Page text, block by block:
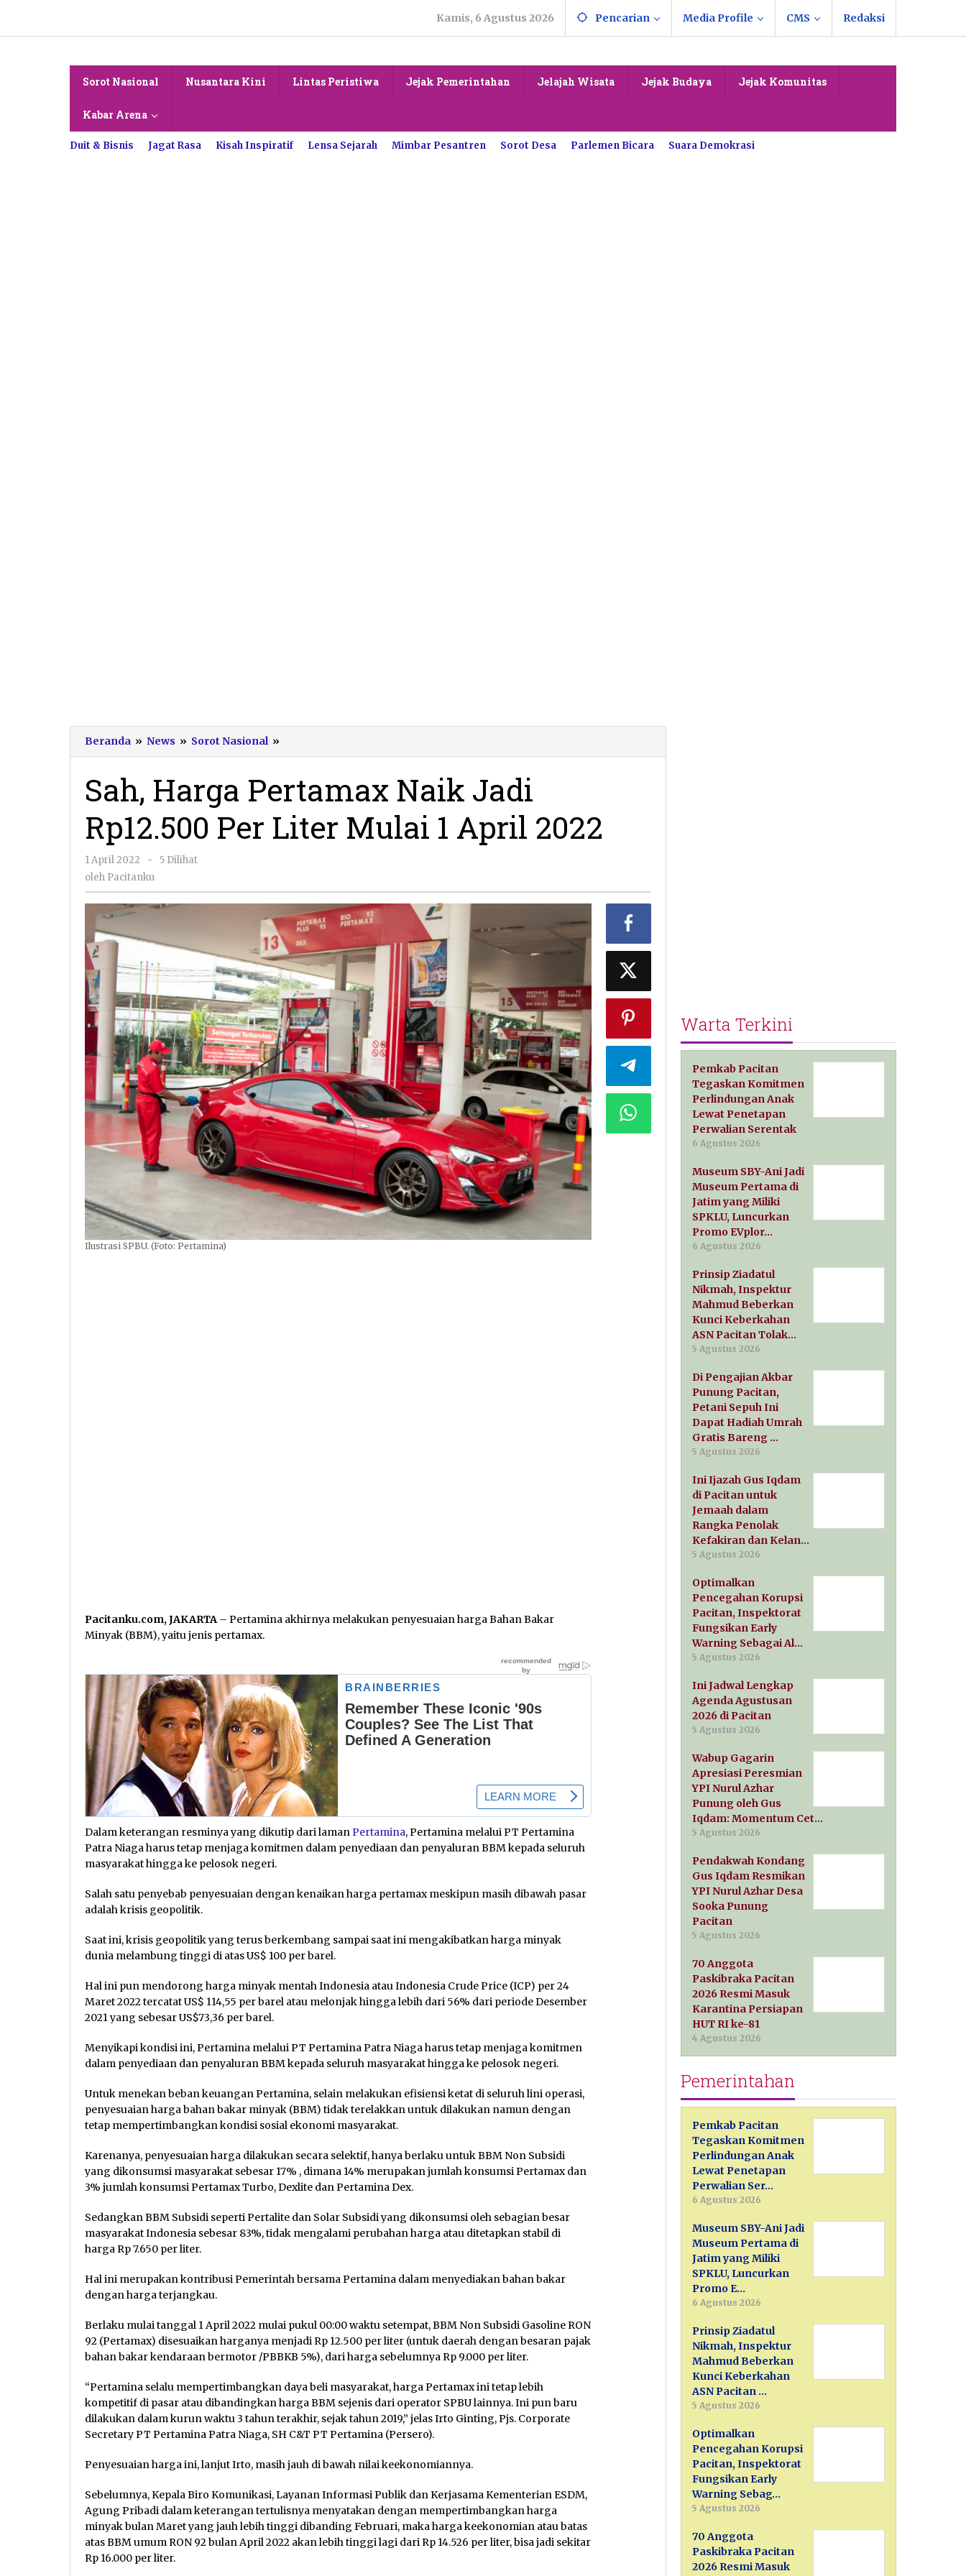
konten
Kamis, 6 Agustus 2026 Pencarian Media Profile CMS Redaksi
Sorot Nasional Nusantara Kini Lintas Peristiwa Jejak Pemerintahan Jelajah Wisata Jejak Budaya Jejak Komunitas
Kabar Arena
Duit & Bisnis Jagat Rasa Kisah Inspiratif Lensa Sejarah Mimbar Pesantren Sorot Desa Parlemen Bicara Suara Demokrasi
Beranda » News » Sorot Nasional »
Harga
Naik
Jadi
Rp12.500
Per
April
2022
Sah, Harga Pertamax Naik Jadi
Rp12.500 Per Liter Mulai 1 April 2022
1 April 2022
oleh
Pacitanku
-
5 Dilihat
oleh Pacitanku
Ilustrasi SPBU. (Foto: Pertamina)
Pacitanku.com, JAKARTA – Pertamina akhirnya melakukan penyesuaian harga Bahan Bakar
Minyak (BBM), yaitu jenis pertamax.
Dalam keterangan resminya yang dikutip dari lamanPertamina, Pertamina melalui PT Pertamina
Patra Niaga harus tetap menjaga komitmen dalam penyediaan dan penyaluran BBM kepada seluruh
masyarakat hingga ke pelosok negeri.
Salah satu penyebab penyesuaian dengan kenaikan harga pertamax meskipun masih dibawah pasar
adalah krisis geopolitik.
Saat ini, krisis geopolitik yang terus berkembang sampai saat ini mengakibatkan harga minyak
dunia melambung tinggi di atas US$ 100 per barel.
Hal ini pun mendorong harga minyak mentah Indonesia atau Indonesia Crude Price (ICP) per 24
Maret 2022 tercatat US$ 114,55 per barel atau melonjak hingga lebih dari 56% dari periode Desember
2021 yang sebesar US$73,36 per barel.
Menyikapi kondisi ini, Pertamina melalui PT Pertamina Patra Niaga harus tetap menjaga komitmen
dalam penyediaan dan penyaluran BBM kepada seluruh masyarakat hingga ke pelosok negeri.
Untuk menekan beban keuangan Pertamina, selain melakukan efisiensi ketat di seluruh lini operasi,
penyesuaian harga bahan bakar minyak (BBM) tidak terelakkan untuk dilakukan namun dengan
tetap mempertimbangkan kondisi sosial ekonomi masyarakat.
Karenanya, penyesuaian harga dilakukan secara selektif, hanya berlaku untuk BBM Non Subsidi
yang dikonsumsi masyarakat sebesar 17% , dimana 14% merupakan jumlah konsumsi Pertamax dan
3% jumlah konsumsi Pertamax Turbo, Dexlite dan Pertamina Dex.
Sedangkan BBM Subsidi seperti Pertalite dan Solar Subsidi yang dikonsumsi oleh sebagian besar
masyarakat Indonesia sebesar 83%, tidak mengalami perubahan harga atau ditetapkan stabil di
harga Rp 7.650 per liter.
Hal ini merupakan kontribusi Pemerintah bersama Pertamina dalam menyediakan bahan bakar
dengan harga terjangkau.
Berlaku mulai tanggal 1 April 2022 mulai pukul 00:00 waktu setempat, BBM Non Subsidi Gasoline RON
92 (Pertamax) disesuaikan harganya menjadi Rp 12.500 per liter (untuk daerah dengan besaran pajak
bahan bakar kendaraan bermotor /PBBKB 5%), dari harga sebelumnya Rp 9.000 per liter.
“Pertamina selalu mempertimbangkan daya beli masyarakat, harga Pertamax ini tetap lebih
kompetitif di pasar atau dibandingkan harga BBM sejenis dari operator SPBU lainnya. Ini pun baru
dilakukan dalam kurun waktu 3 tahun terakhir, sejak tahun 2019,” jelas Irto Ginting, Pjs. Corporate
Secretary PT Pertamina Patra Niaga, SH C&T PT Pertamina (Persero).
Penyesuaian harga ini, lanjut Irto, masih jauh di bawah nilai keekonomiannya.
Sebelumnya, Kepala Biro Komunikasi, Layanan Informasi Publik dan Kerjasama Kementerian ESDM,
Agung Pribadi dalam keterangan tertulisnya menyatakan dengan mempertimbangkan harga
minyak bulan Maret yang jauh lebih tinggi dibanding Februari, maka harga keekonomian atau batas
atas BBM umum RON 92 bulan April 2022 akan lebih tinggi lagi dari Rp 14.526 per liter, bisa jadi sekitar
Rp 16.000 per liter.
Warta Terkini
Pemkab Pacitan
Tegaskan Komitmen
Perlindungan Anak
Lewat Penetapan
Perwalian Serentak
6 Agustus 2026
Museum SBY-Ani Jadi
Museum Pertama di
Jatim yang Miliki
SPKLU, Luncurkan
Promo EVplor…
6 Agustus 2026
Prinsip Ziadatul
Nikmah, Inspektur
Mahmud Beberkan
Kunci Keberkahan
ASN Pacitan Tolak…
5 Agustus 2026
Di Pengajian Akbar
Punung Pacitan,
Petani Sepuh Ini
Dapat Hadiah Umrah
Gratis Bareng …
5 Agustus 2026
Ini Ijazah Gus Iqdam
di Pacitan untuk
Jemaah dalam
Rangka Penolak
Kefakiran dan Kelan…
5 Agustus 2026
Optimalkan
Pencegahan Korupsi
Pacitan, Inspektorat
Fungsikan Early
Warning Sebagai Al…
5 Agustus 2026
Ini Jadwal Lengkap
Agenda Agustusan
2026 di Pacitan
5 Agustus 2026
Wabup Gagarin
Apresiasi Peresmian
YPI Nurul Azhar
Punung oleh Gus
Iqdam: Momentum Cet…
5 Agustus 2026
Pendakwah Kondang
Gus Iqdam Resmikan
YPI Nurul Azhar Desa
Sooka Punung
Pacitan
5 Agustus 2026
70 Anggota
Paskibraka Pacitan
2026 Resmi Masuk
Karantina Persiapan
HUT RI ke-81
4 Agustus 2026
Pemerintahan
Pemkab Pacitan
Tegaskan Komitmen
Perlindungan Anak
Lewat Penetapan
Perwalian Ser…
6 Agustus 2026
Museum SBY-Ani Jadi
Museum Pertama di
Jatim yang Miliki
SPKLU, Luncurkan
Promo E…
6 Agustus 2026
Prinsip Ziadatul
Nikmah, Inspektur
Mahmud Beberkan
Kunci Keberkahan
ASN Pacitan …
5 Agustus 2026
Optimalkan
Pencegahan Korupsi
Pacitan, Inspektorat
Fungsikan Early
Warning Sebag…
5 Agustus 2026
70 Anggota
Paskibraka Pacitan
2026 Resmi Masuk